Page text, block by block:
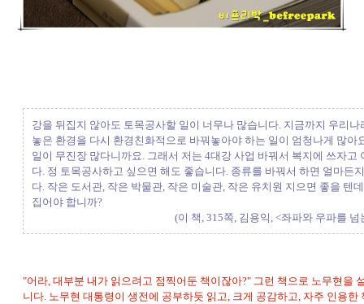
강을 뒤집지 않아도 토목공사할 일이 너무나 많습니다. 지금까지 우리나
놓은 환경을 다시 환경친화적으로 바꿔놓아야 하는 일이 엄청나게 많아
일이 무진장 많다니까요. 그래서 저는 4대강 사업 바꿔서 복지에 쓰자고
다. 정 토목공사하고 싶으면 해도 좋습니다. 종류를 바꿔서 하면 얼마든
다. 작은 도서관, 작은 박물관, 작은 미술관, 작은 유치원 지으면 좋을 텐
집어야 합니까?
(이 책, 315쪽, 김용익, <좌파와 우파를
"어라, 대부분 내가 읽으려고 점찍어둔 책이잖아?" 그런 책으로 노무현을
니다. 노무현 대통령이 생전에 공부하듯 읽고, 크게 공감하고, 자주 인용한